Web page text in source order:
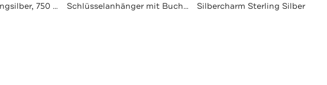
Kette 925 Sterlingsilber, 750 Gelbgold Vergoldung gold Schlüsselanhänger mit Buchstabe E Silbercharm Sterling Silber